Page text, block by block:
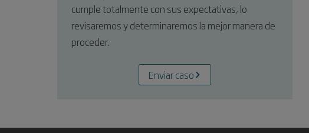
cumple totalmente con sus expectativas, lo
revisaremos y determinaremos la mejor manera de
proceder.
Enviar caso